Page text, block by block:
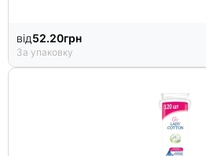
від52.20грн
За упаковку